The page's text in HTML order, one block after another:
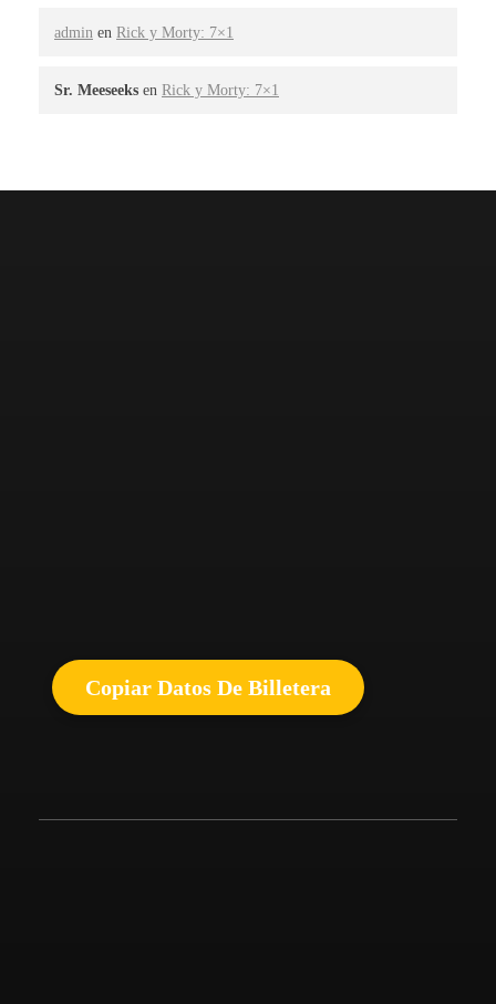
admin en Rick y Morty: 7×1
Sr. Meeseeks en Rick y Morty: 7×1
Copiar Datos De Billetera